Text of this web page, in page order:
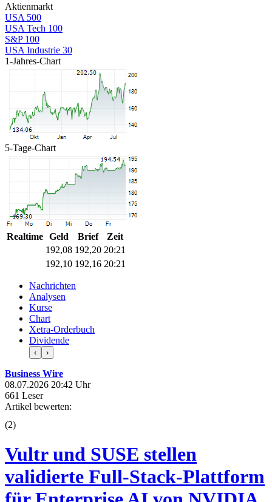
Aktienmarkt
USA 500
USA Tech 100
S&P 100
USA Industrie 30
1-Jahres-Chart
5-Tage-Chart
Realtime Geld Brief
Zeit
192,08 192,20 20:21
192,08 192,14 20:21
Nachrichten
Analysen
Kurse
Chart
Xetra-Orderbuch
Dividende
‹ ›
Business Wire
08.07.2026 20:42 Uhr
661 Leser
Artikel bewerten:
(2)
Vultr und SUSE stellen
validierte Full-Stack-Plattform